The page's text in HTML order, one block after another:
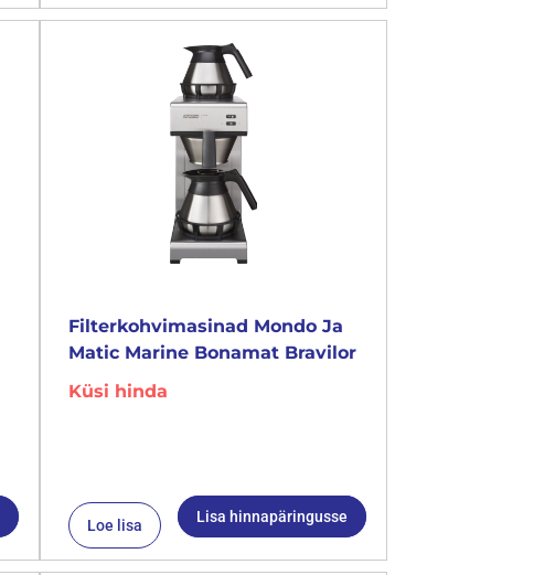
Filterkohvimasinad Mondo Ja
Matic Marine Bonamat Bravilor
Küsi hinda
Loe lisa Lisa hinnapäringusse